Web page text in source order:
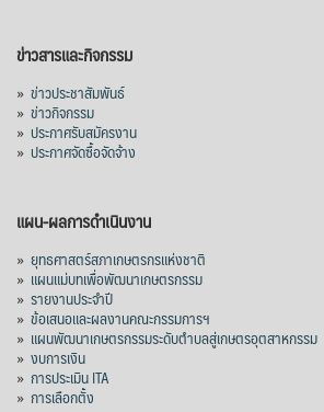
ส่งออกมันครึ่งปี 69 ปริมาณ 2.52 ล้านตัน
ลด 51.63% ยังดีที่ราคาขายดีกว่าปีก่อน
mgronline.com
View on Facebook
สภาเกษตรกรแห่งชาติ
7 hours ago
คณะรัฐมนตรี อนุมัติโครงการอ่างเก็บน้ำ
คลองวังโตนด วงเงิน 7,200 ล้านบาท สะท้อน
ผลสำเร็จการผลักดันข้อเสนอเชิงนโยบายของ
ข่าวสารและกิจกรรม
» ข่าวประชาสัมพันธ์
» ข่าวกิจกรรม
» ประกาศรับสมัครงาน
» ประกาศจัดซื้อจัดจ้าง
แผน-ผลการดำเนินงาน
» ยุทธศาสตร์สภาเกษตรกรแห่งชาติ
» แผนแม่บทเพื่อพัฒนาเกษตรกรรม
» รายงานประจำปี
» ข้อเสนอและผลงานคณะกรรมการฯ
» แผนพัฒนาเกษตรกรรมระดับตำบลสู่เกษตรอุตสาหกรรม
» งบการเงิน
» การประเมิน ITA
» การเลือกตั้ง